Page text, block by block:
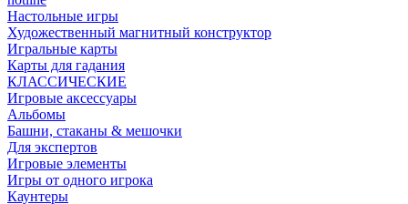
Настольные игры
Художественный магнитный конструктор
Игральные карты
Карты для гадания
КЛАССИЧЕСКИЕ
Игровые аксессуары
Альбомы
Башни, стаканы & мешочки
Для экспертов
Игровые элементы
Игры от одного игрока
Каунтеры